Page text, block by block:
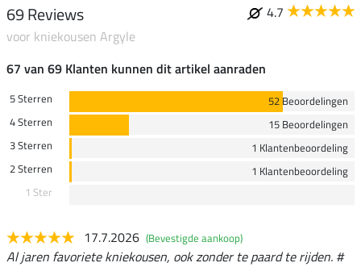
69 Reviews
4.7
voor kniekousen Argyle
67 van 69 Klanten kunnen dit artikel aanraden
5 Sterren
52 Beoordelingen
4 Sterren
15 Beoordelingen
3 Sterren
1 Klantenbeoordeling
2 Sterren
1 Klantenbeoordeling
1 Ster
17.7.2026 (Bevestigde aankoop)
Al jaren favoriete kniekousen, ook zonder te paard te rijden. #